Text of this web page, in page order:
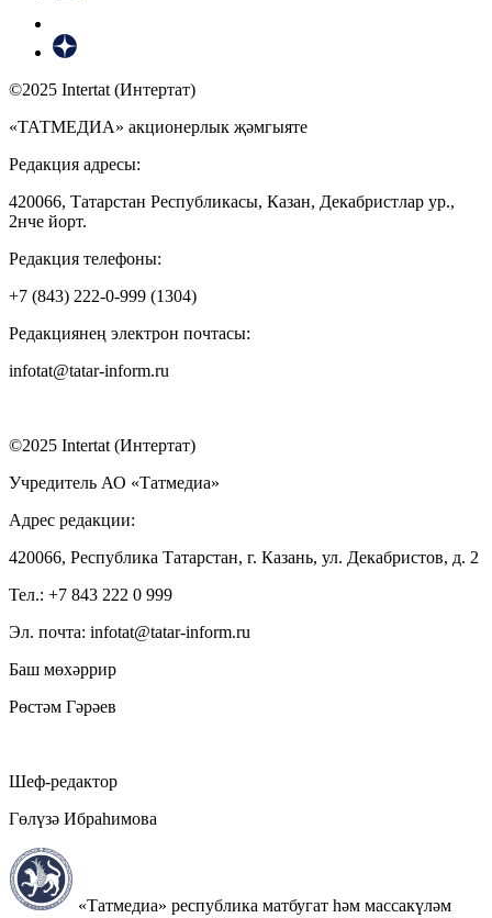
©2025 Intertat (Интертат)
«ТАТМЕДИА» акционерлык җәмгыяте
Редакция адресы:
420066, Татарстан Республикасы, Казан, Декабристлар ур.,
2нче йорт.
Редакция телефоны:
+7 (843) 222-0-999 (1304)
Редакциянең электрон почтасы:
infotat@tatar-inform.ru
©2025 Intertat (Интертат)
Учредитель АО «Татмедиа»
Адрес редакции:
420066, Республика Татарстан, г. Казань, ул. Декабристов, д. 2
Тел.: +7 843 222 0 999
Эл. почта: infotat@tatar-inform.ru
Баш мөхәррир
Рөстәм Гәрәев
Шеф-редактор
Гөлүзә Ибраһимова
«Татмедиа» республика матбугат һәм массакүләм